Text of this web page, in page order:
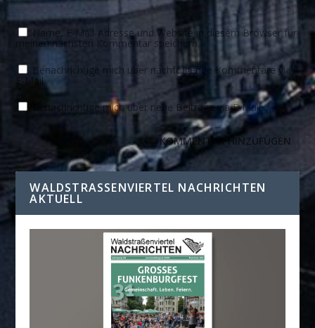
Name, E-Mail-Adresse und Website in diesem Browser für
meinen nächsten Kommentar speichern.
Benachrichtige mich über nachfolgende Kommentare via
E-Mail.
Benachrichtige mich über neue Beiträge via E-Mail.
WALDSTRASSENVIERTEL NACHRICHTEN A
KTUELL